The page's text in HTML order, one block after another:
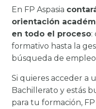
En FP Aspasia
orientación
en todo el proceso:
formativo hasta la
búsqueda de
Si quieres acceder a
Bachillerato y estás
para tu formación, FP